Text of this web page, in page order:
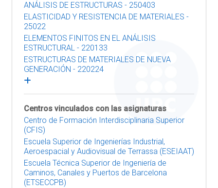
ANÁLISIS DE ESTRUCTURAS - 250403
ELASTICIDAD Y RESISTENCIA DE MATERIALES -
25022
ELEMENTOS FINITOS EN EL ANÁLISIS
ESTRUCTURAL - 220133
ESTRUCTURAS DE MATERIALES DE NUEVA
GENERACIÓN - 220224
Centros vinculados con las asignaturas
Centro de Formación Interdisciplinaria Superior
(CFIS)
Escuela Superior de Ingenierías Industrial,
Aeroespacial y Audiovisual de Terrassa (ESEIAAT)
Escuela Técnica Superior de Ingeniería de
Caminos, Canales y Puertos de Barcelona
(ETSECCPB)